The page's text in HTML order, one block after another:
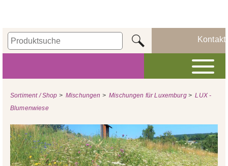
Kontakt
Sortiment / Shop >Mischungen >Mischungen für Luxemburg>LUX -
Blumenwiese